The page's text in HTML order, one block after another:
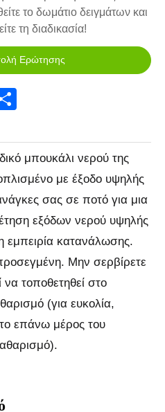
το δωμάτιο δειγμάτων και
τη διαδικασία!
Ερώτησης
μπουκάλι νερού της
με έξοδο υψηλής
σας σε ποτό για μια
εξόδων νερού υψηλής
εμπειρία κατανάλωσης.
Μην σερβίρετε
τοποθετηθεί στο
(για ευκολία,
επάνω μέρος του